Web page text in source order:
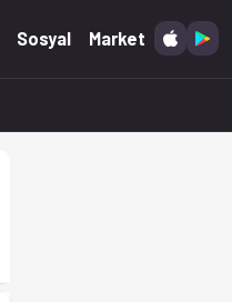
Sosyal Market